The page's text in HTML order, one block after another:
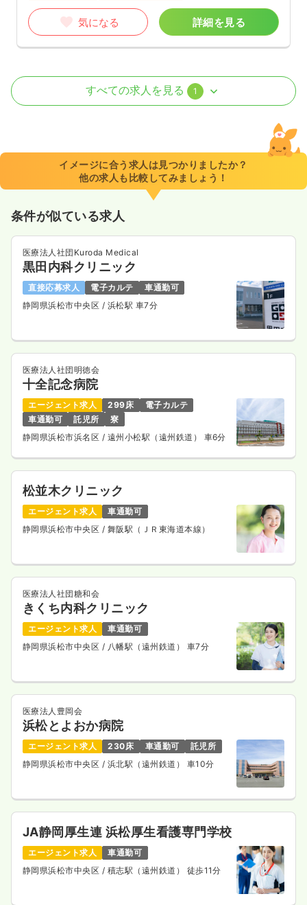
気になる 詳細を見る
介護・福祉系正・准看護師 デイケア・デイサービス
8:30～17:30
時給1,300円以上可
気になる
すべての求人を見る 1
イメージに合う求人は見つかりましたか？
他の求人も比較してみましょう！
条件が似ている求人
医療法人社団Kuroda Medical
黒田内科クリニック
直接応募求人 電子カルテ
車通勤可
静岡県浜松市中央区 / 浜松駅 車7分
医療法人社団明徳会
十全記念病院
エージェント求人 299床
電子カルテ
車通勤可
託児所
寮
静岡県浜松市浜名区 / 遠州小松駅（遠州鉄道） 車6分
松並木クリニック
エージェント求人
車通勤可
静岡県浜松市中央区 / 舞阪駅（ＪＲ東海道本線）
医療法人社団糖和会
きくち内科クリニック
エージェント求人
車通勤可
静岡県浜松市中央区 / 八幡駅（遠州鉄道） 車7分
医療法人豊岡会
浜松とよおか病院
エージェント求人 230床 車通勤可
託児所
静岡県浜松市中央区 / 浜北駅（遠州鉄道） 車10分
JA静岡厚生連 浜松厚生看護専門学校
エージェント求人
車通勤可
静岡県浜松市中央区 / 積志駅（遠州鉄道） 徒歩11分